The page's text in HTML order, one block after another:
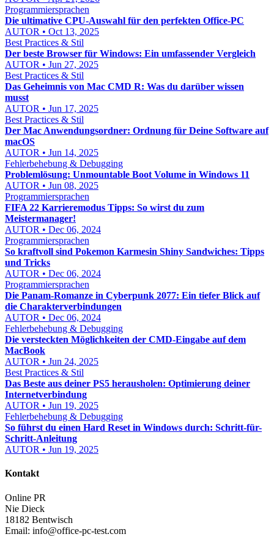
Programmiersprachen
Die ultimative CPU-Auswahl für den perfekten Office-PC
AUTOR • Oct 13, 2025
Best Practices & Stil
Der beste Browser für Windows: Ein umfassender Vergleich
AUTOR • Jun 27, 2025
Best Practices & Stil
Das Geheimnis von Mac CMD R: Was du darüber wissen
musst
AUTOR • Jun 17, 2025
Best Practices & Stil
Der Mac Anwendungsordner: Ordnung für Deine Software auf
macOS
AUTOR • Jun 14, 2025
Fehlerbehebung & Debugging
Problemlösung: Unmountable Boot Volume in Windows 11
AUTOR • Jun 08, 2025
Programmiersprachen
FIFA 22 Karrieremodus Tipps: So wirst du zum
Meistermanager!
AUTOR • Dec 06, 2024
Programmiersprachen
So kraftvoll sind Pokemon Karmesin Shiny Sandwiches: Tipps
und Tricks
AUTOR • Dec 06, 2024
Programmiersprachen
Die Panam-Romanze in Cyberpunk 2077: Ein tiefer Blick auf
die Charakterverbindungen
AUTOR • Dec 06, 2024
Fehlerbehebung & Debugging
Die versteckten Möglichkeiten der CMD-Eingabe auf dem
MacBook
AUTOR • Jun 24, 2025
Best Practices & Stil
Das Beste aus deiner PS5 herausholen: Optimierung deiner
Internetverbindung
AUTOR • Jun 19, 2025
Fehlerbehebung & Debugging
So führst du einen Hard Reset in Windows durch: Schritt-für-
Schritt-Anleitung
AUTOR • Jun 19, 2025
Kontakt
Online PR
Nie Dieck
18182 Bentwisch
Email: info@office-pc-test.com